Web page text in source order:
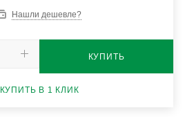
Нашли дешевле?
КУПИТЬ
КУПИТЬ В 1 КЛИК